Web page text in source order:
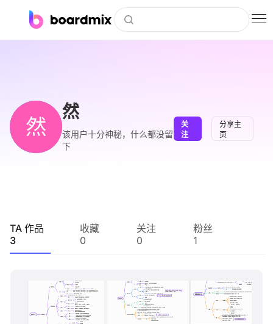
下载
会员
企业服务
知识分享社区
然
然
该用户十分神秘，什么都没留
下
关
注
分享主
页
TA 作品
3
收藏
0
关注
0
粉丝
1